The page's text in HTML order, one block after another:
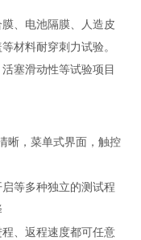
、电池隔膜、人造皮
材料耐穿刺力试验。
塞滑动性等试验项目
晰，菜单式界面，触控
等多种独立的测试程
、返程速度都可任意